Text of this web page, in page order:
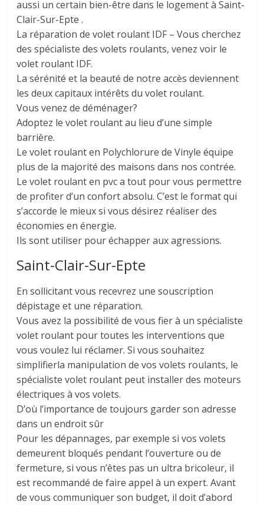
aussi un certain bien-être dans le logement à Saint-
Clair-Sur-Epte .
La réparation de volet roulant IDF – Vous cherchez
des spécialiste des volets roulants, venez voir le
volet roulant IDF.
La sérénité et la beauté de notre accès deviennent
les deux capitaux intérêts du volet roulant.
Vous venez de déménager?
Adoptez le volet roulant au lieu d’une simple
barrière.
Le volet roulant en Polychlorure de Vinyle équipe
plus de la majorité des maisons dans nos contrée.
Le volet roulant en pvc a tout pour vous permettre
de profiter d’un confort absolu. C’est le format qui
s’accorde le mieux si vous désirez réaliser des
économies en énergie.
Ils sont utiliser pour échapper aux agressions.
Saint-Clair-Sur-Epte
En sollicitant vous recevrez une souscription
dépistage et une réparation.
Vous avez la possibilité de vous fier à un spécialiste
volet roulant pour toutes les interventions que
vous voulez lui réclamer. Si vous souhaitez
simplifierla manipulation de vos volets roulants, le
spécialiste volet roulant peut installer des moteurs
électriques à vos volets.
D’où l’importance de toujours garder son adresse
dans un endroit sûr
Pour les dépannages, par exemple si vos volets
demeurent bloqués pendant l’ouverture ou de
fermeture, si vous n’êtes pas un ultra bricoleur, il
est recommandé de faire appel à un expert. Avant
de vous communiquer son budget, il doit d’abord